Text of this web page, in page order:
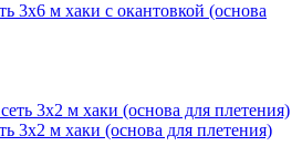
3х6 м хаки с окантовкой (основа
3х2 м хаки (основа для плетения)